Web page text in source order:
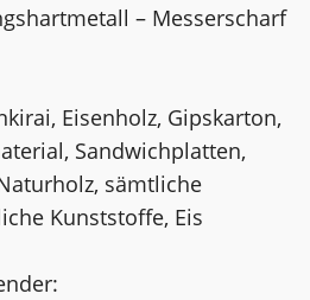
– Messerscharf
Eisenholz, Gipskarton,
Sandwichplatten,
sämtliche
Kunststoffe, Eis